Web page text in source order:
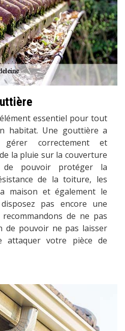
essentiel pour tout
habitat. Une gouttière a
correctement et
la pluie sur la couverture
pouvoir protéger la
de la toiture, les
maison et également le
pas encore une
de ne pas
de pouvoir ne pas laisser
attaquer votre pièce de